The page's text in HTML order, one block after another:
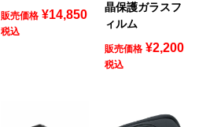
販売価格 ¥14,850
税込
晶保護ガラスフ
ィルム
販売価格 ¥2,200
税込